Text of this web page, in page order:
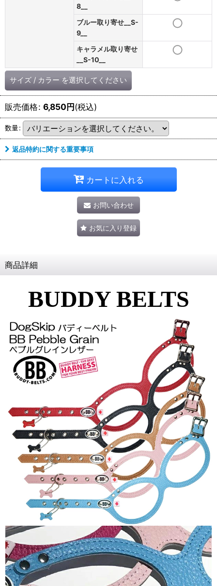
8__
ブルー取り寄せ__S-
9__
キャラメル取り寄せ
__S-10__
サイズ / カラー を選択してください
販売価格: 6,850円(税込)
数量:
返品特約に関する重要事項
カートに入れる
お問い合わせ
お気に入り登録
商品詳細
BUDDY BELTS